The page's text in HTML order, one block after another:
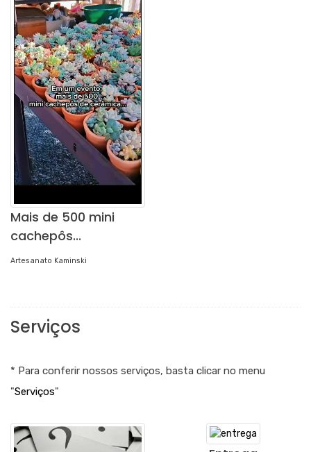
Mais de 500 mini
cachepôs...
Artesanato Kaminski
Serviços
* Para conferir nossos serviços, basta clicar no menu
"Serviços"